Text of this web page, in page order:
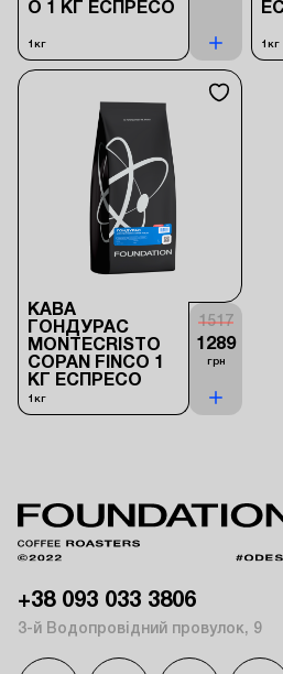
O 1 КГ ЕСПРЕСО
1кг 1кг
КАВА
ГОНДУРАС
MONTECRISTO
COPAN FINCO 1
КГ ЕСПРЕСО
1кг
1517
1289
грн
+38 093 033 3806
3-й Водопровідний провулок, 9